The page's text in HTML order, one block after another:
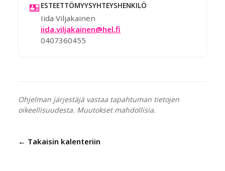
ESTEETTÖMYYSYHTEYSHENKILÖ
Iida Viljakainen
iida.viljakainen@hel.fi
0407360455
Ohjelman järjestäjä vastaa tapahtuman tietojen
oikeellisuudesta. Muutokset mahdollisia.
← Takaisin kalenteriin